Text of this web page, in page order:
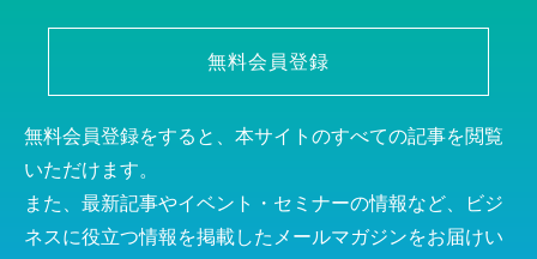
無料会員登録
無料会員登録をすると、本サイトのすべての記事を閲覧
いただけます。
また、最新記事やイベント・セミナーの情報など、ビジ
ネスに役立つ情報を掲載したメールマガジンをお届けい